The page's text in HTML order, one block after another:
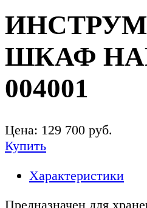
ШКАФ
004001
Цена: 129 700 руб.
Купить
Характеристики
Предназначен для